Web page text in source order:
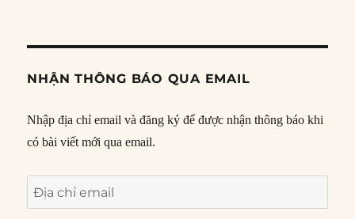
NHẬN THÔNG BÁO QUA EMAIL
Nhập địa chỉ email và đăng ký để được nhận thông báo khi
có bài viết mới qua email.
Địa
chỉ